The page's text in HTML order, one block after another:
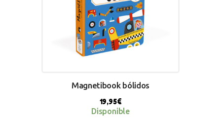
Magnetibook bólidos
19,95€
Disponible